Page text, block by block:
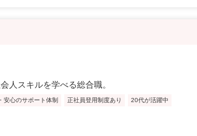
人スキルを学べる総合職。
安心のサポート体制 正社員登用制度あり 20代が活躍中